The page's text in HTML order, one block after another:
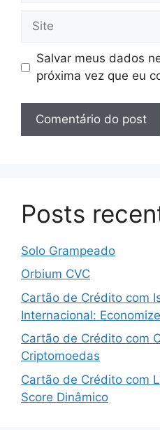
Site
Salvar meus dados
próxima vez que eu
Posts
Solo Grampeado
Orbium CVC
Cartão de Crédito com
Internacional:
Cartão de Crédito com
Criptomoedas
Cartão de Crédito com
Score Dinâmico